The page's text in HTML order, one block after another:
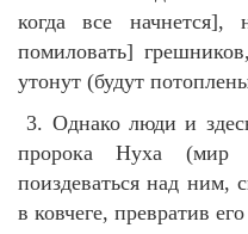
когда все
помиловать]
утонут (будут
3. Однако люди и
пророка Нуха
поиздеваться над ним,
в ковчеге, превратив